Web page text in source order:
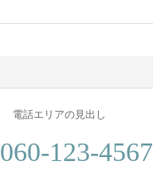
電話エリアの見出し
060-123-4567